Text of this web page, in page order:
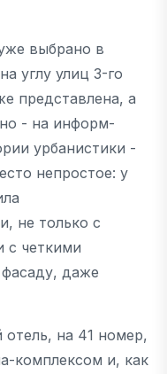
выбрано в
углу улиц 3-го
представлена, а
- на информ-
урбанистики -
непростое: у
не только с
с четкими
даже
отель, на 41 номер,
комплексом и, как